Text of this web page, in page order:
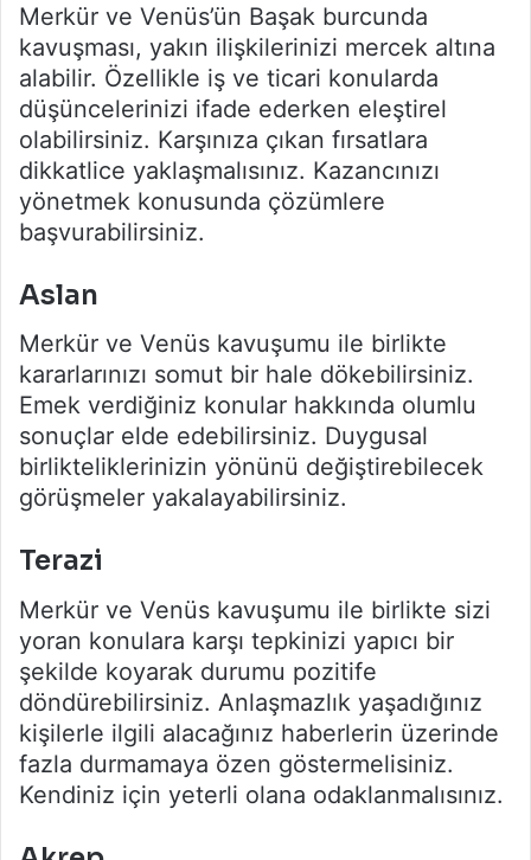
Merkür ve Venüs’ün Başak burcunda
kavuşması, yakın ilişkilerinizi mercek altına
alabilir. Özellikle iş ve ticari konularda
düşüncelerinizi ifade ederken eleştirel
olabilirsiniz. Karşınıza çıkan fırsatlara
dikkatlice yaklaşmalısınız. Kazancınızı
yönetmek konusunda çözümlere
başvurabilirsiniz.
Aslan
Merkür ve Venüs kavuşumu ile birlikte
kararlarınızı somut bir hale dökebilirsiniz.
Emek verdiğiniz konular hakkında olumlu
sonuçlar elde edebilirsiniz. Duygusal
birlikteliklerinizin yönünü değiştirebilecek
görüşmeler yakalayabilirsiniz.
Terazi
Merkür ve Venüs kavuşumu ile birlikte sizi
yoran konulara karşı tepkinizi yapıcı bir
şekilde koyarak durumu pozitife
döndürebilirsiniz. Anlaşmazlık yaşadığınız
kişilerle ilgili alacağınız haberlerin üzerinde
fazla durmamaya özen göstermelisiniz.
Kendiniz için yeterli olana odaklanmalısınız.